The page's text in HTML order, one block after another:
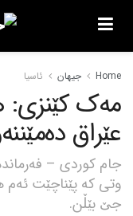
Home جیهان ئاسیا
مەک کێنزی:
عێراق
جام کوردی –
وتی کە پێناچێت ئەم
جێ بێڵن.